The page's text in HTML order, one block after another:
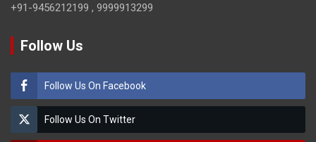
+91-9456212199 , 9999913299
Follow Us
Follow Us On Facebook
Follow Us On Twitter